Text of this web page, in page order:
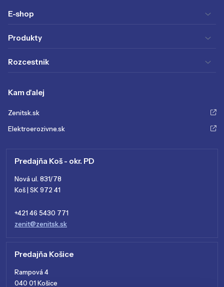
E-shop
Produkty
Rozcestnik
Kam ďalej
Zenitsk.sk
Elektroerozivne.sk
Predajňa Koš - okr. PD
Nová ul. 831/78
Koš | SK 972 41
+421 46 5430 771
zenit@zenitsk.sk
Predajňa Košice
Rampová 4
040 01 Košice